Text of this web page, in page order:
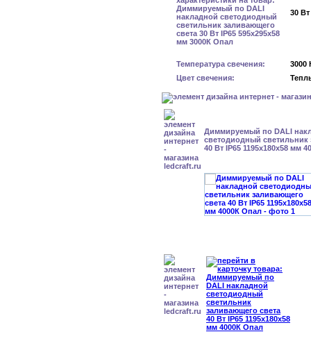
30 Вт
Температура свечения:
3000
Цвет свечения:
Диммируемый по DALI
светодиодный светильник
40 Вт IP65 1195x180x58 мм